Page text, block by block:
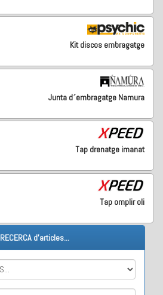
Kit discos embragatge
Junta d´embragatge Namura
Tap drenatge imanat
Tap omplir oli
RECERCA d'articles...